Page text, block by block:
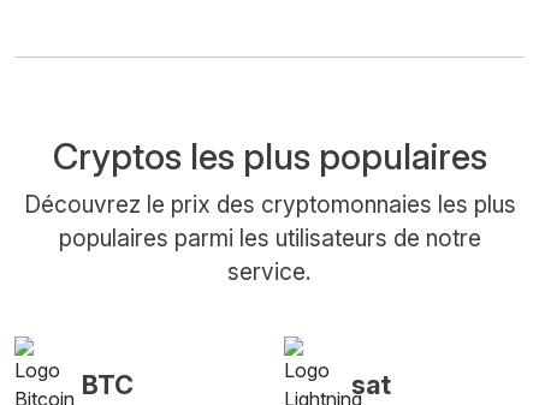
Cryptos les plus populaires
Découvrez le prix des cryptomonnaies les plus
populaires parmi les utilisateurs de notre
service.
BTC sat